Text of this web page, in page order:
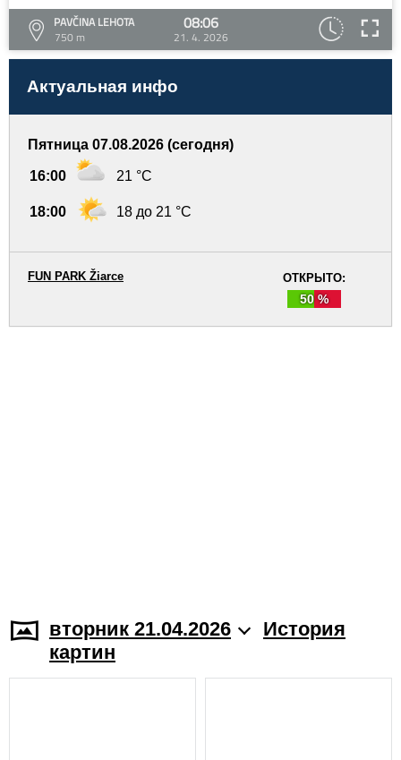
PAVČINA LEHOTA
750 m
08:06
21. 4. 2026
Актуальная инфо
Пятница 07.08.2026 (сегодня)
16:00 21 °C
18:00 18 до 21 °C
ОТКРЫТО:
50 %
FUN PARK Žiarce
вторник 21.04.2026
История
картин